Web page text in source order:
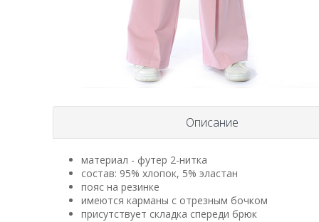
Описание
материал - футер 2-нитка
состав: 95% хлопок, 5% эластан
пояс на резинке
имеются карманы с отрезным бочком
присутствует складка спереди брюк